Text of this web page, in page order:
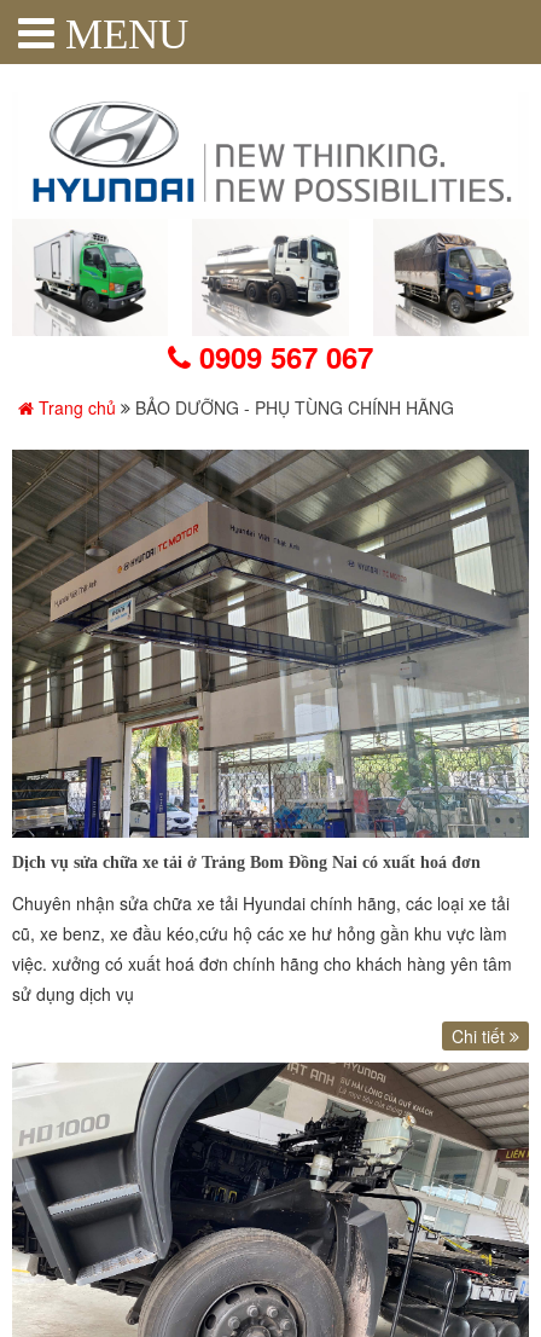
MENU
0909 567 067
Trang chủ BẢO DƯỠNG - PHỤ TÙNG CHÍNH HÃNG
Dịch vụ sửa chữa xe tải ở Trảng Bom Đồng Nai có xuất hoá đơn
Chuyên nhận sửa chữa xe tải Hyundai chính hãng, các loại xe tải
cũ, xe benz, xe đầu kéo,cứu hộ các xe hư hỏng gần khu vực làm
việc. xưởng có xuất hoá đơn chính hãng cho khách hàng yên tâm
sử dụng dịch vụ
Chi tiết